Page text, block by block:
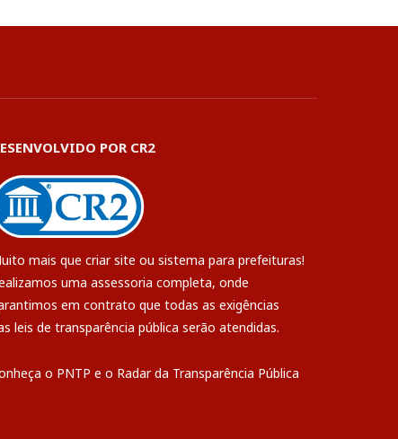
POR CR2
mais que criar site ou sistema para prefeituras!
uma assessoria completa, onde
em contrato que todas as exigências
leis de transparência pública serão atendidas.
o PNTP e o Radar da Transparência Pública